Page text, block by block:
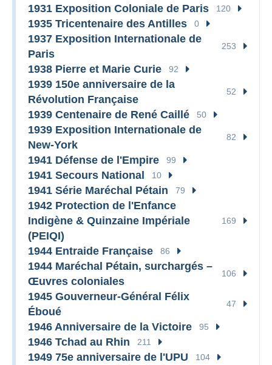
1931 Exposition Coloniale de Paris 120
1935 Tricentenaire des Antilles 0
1937 Exposition Internationale de
Paris
253
1938 Pierre et Marie Curie 92
1939 150e anniversaire de la
Révolution Française
52
1939 Centenaire de René Caillé 50
1939 Exposition Internationale de
New-York
82
1941 Défense de l'Empire 99
1941 Secours National 10
1941 Série Maréchal Pétain 79
1942 Protection de l'Enfance
Indigène & Quinzaine Impériale
(PEIQI)
169
1944 Entraide Française 86
1944 Maréchal Pétain, surchargés –
Œuvres coloniales
106
1945 Gouverneur-Général Félix
Éboué
47
1946 Anniversaire de la Victoire 95
1946 Tchad au Rhin 211
1949 75e anniversaire de l'UPU 104